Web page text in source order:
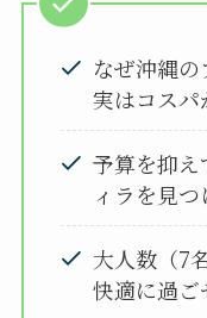
なぜ沖縄の
実はコスパ
予算を抑
ィラを見
大人数（7
快適に過ご